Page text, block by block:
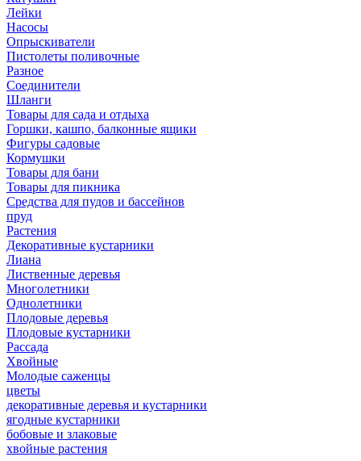
Лейки
Насосы
Опрыскиватели
Пистолеты поливочные
Разное
Соединители
Шланги
Товары для сада и отдыха
Горшки, кашпо, балконные ящики
Фигуры садовые
Кормушки
Товары для бани
Товары для пикника
Средства для пудов и бассейнов
пруд
Растения
Декоративные кустарники
Лиана
Лиственные деревья
Многолетники
Однолетники
Плодовые деревья
Плодовые кустарники
Рассада
Хвойные
Молодые саженцы
цветы
декоративные деревья и кустарники
ягодные кустарники
бобовые и злаковые
хвойные растения